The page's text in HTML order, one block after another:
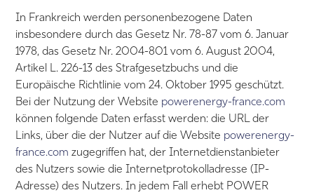
In Frankreich werden personenbezogene Daten
insbesondere durch das Gesetz Nr. 78-87 vom 6. Januar
1978, das Gesetz Nr. 2004-801 vom 6. August 2004,
Artikel L. 226-13 des Strafgesetzbuchs und die
Europäische Richtlinie vom 24. Oktober 1995 geschützt.
Bei der Nutzung der Website powerenergy-france.com
können folgende Daten erfasst werden: die URL der
Links, über die der Nutzer auf die Website powerenergy-
france.com zugegriffen hat, der Internetdienstanbieter
des Nutzers sowie die Internetprotokolladresse (IP-
Adresse) des Nutzers. In jedem Fall erhebt POWER